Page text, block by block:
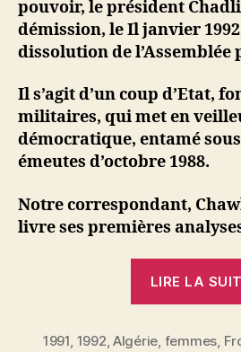
pouvoir, le président
démission, le Il janvier
dissolution de l’Assemblée
Il s’agit d’un coup d’Etat,
militaires, qui met en
démocratique, entamé
émeutes d’octobre 1988.
Notre correspondant,
livre ses premières
LIRE LA
1991, 1992, Algérie, femmes,